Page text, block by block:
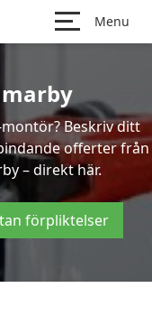
Menu
Beskriv ditt
offerter från
– direkt här.
förpliktelser